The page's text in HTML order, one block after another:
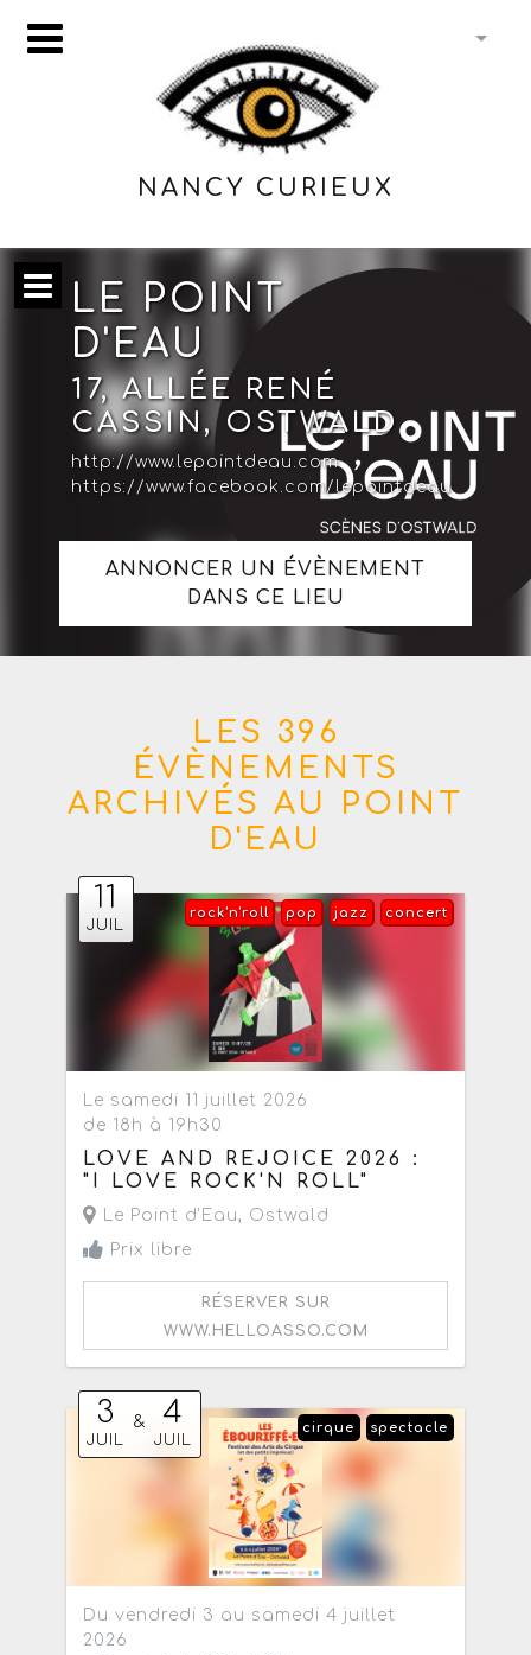
NANCY CURIEUX
LE POINT
D'EAU
17, ALLÉE RENÉ
CASSIN, OSTWALD
http://www.lepointdeau.com
https://www.facebook.com/lepointdeau
ANNONCER UN ÉVÈNEMENT
DANS CE LIEU
LES 396
ÉVÈNEMENTS
ARCHIVÉS AU POINT
D'EAU
11
JUIL
concert
jazz
pop
rock'n'roll
Le samedi 11 juillet 2026
de 18h à 19h30
LOVE AND REJOICE 2026 :
"I LOVE ROCK'N ROLL"
Le Point d'Eau, Ostwald
Prix libre
RÉSERVER SUR
WWW.HELLOASSO.COM
3
JUIL
& 4
JUIL
spectacle
cirque
Du vendredi 3 au samedi 4 juillet
2026